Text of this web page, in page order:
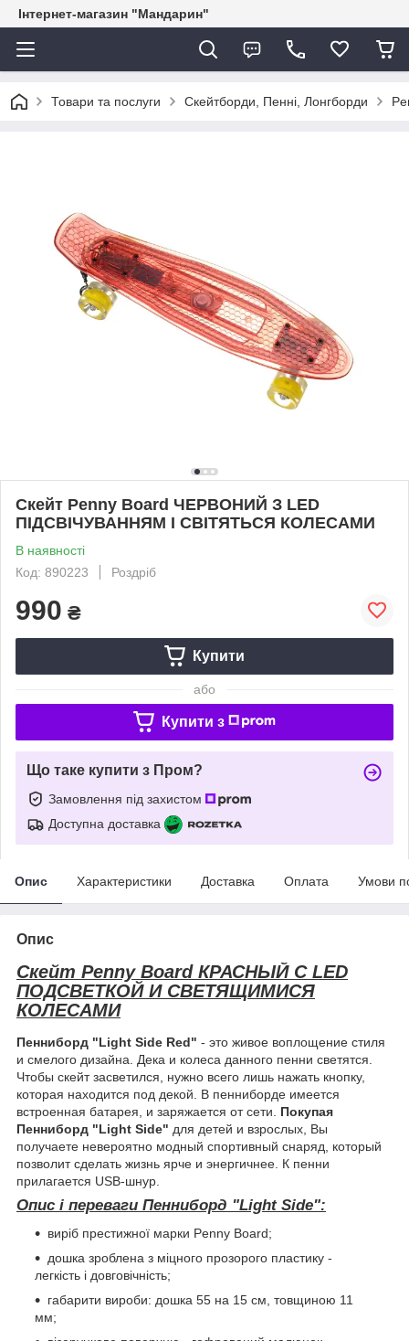
Інтернет-магазин "Мандарин"
Товари та послуги Скейтборди, Пенні, Лонгборди
Скейт Penny Board ЧЕРВОНИЙ З LED
ПІДСВІЧУВАННЯМ І СВІТЯТЬСЯ КОЛЕСАМИ
В наявності
Код: 890223
Роздріб
990 ₴
Купити
або
Купити з
Що таке купити з Пром?
Замовлення під захистом
Доступна доставка
Опис Характеристики Доставка Оплата Умови
Опис
Скейт Penny Board КРАСНЫЙ С LED
ПОДСВЕТКОЙ И СВЕТЯЩИМИСЯ
КОЛЕСАМИ
Пенниборд "Light Side Red" - это живое воплощение стиля
и смелого дизайна. Дека и колеса данного пенни светятся.
Чтобы скейт засветился, нужно всего лишь нажать кнопку,
которая находится под декой. В пенниборде имеется
встроенная батарея, и заряжается от сети. Покупая
Пенниборд "Light Side" для детей и взрослых, Вы
получаете невероятно модный спортивный снаряд, который
позволит сделать жизнь ярче и энергичнее. К пенни
прилагается USB-шнур.
Опис і переваги Пенниборд "Light Side":
виріб престижної марки Penny Board;
дошка зроблена з міцного прозорого пластику -
легкість і довговічність;
габарити вироби: дошка 55 на 15 см, товщиною 11
мм;